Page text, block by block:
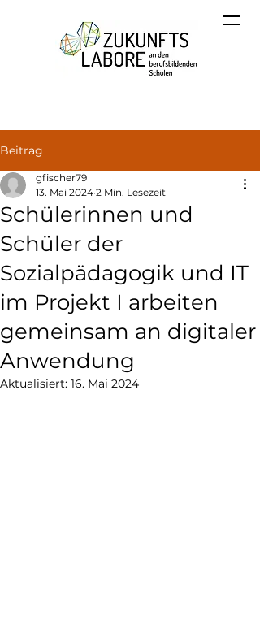
Beitrag
Schülerinnen und
Schüler der
Sozialpädagogik und IT
im Projekt I arbeiten
gemeinsam an digitaler
Anwendung
gfischer79
13. Mai 2024 2 Min. Lesezeit
Aktualisiert: 16. Mai 2024